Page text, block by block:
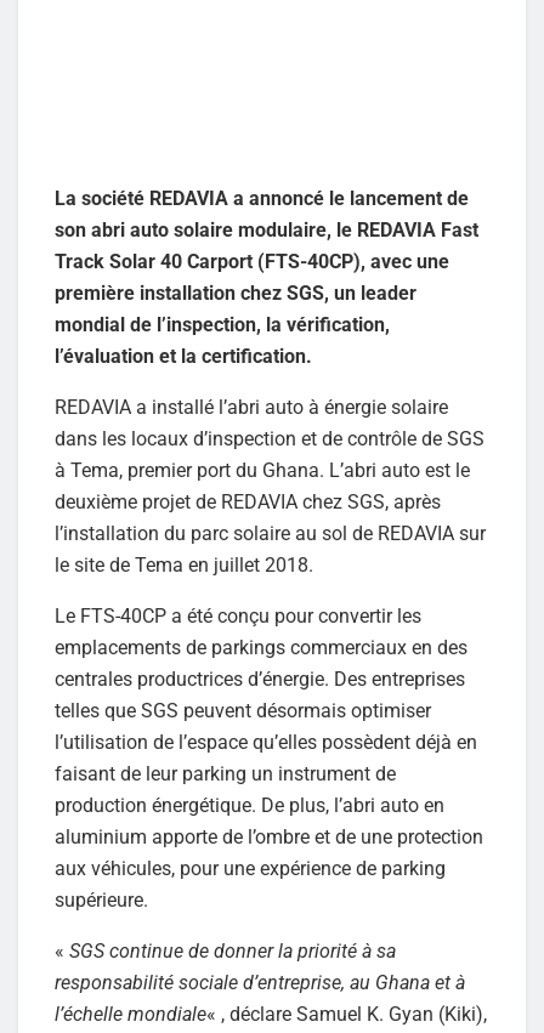
La société REDAVIA a annoncé le lancement de
son abri auto solaire modulaire, le REDAVIA Fast
Track Solar 40 Carport (FTS-40CP), avec une
première installation chez SGS, un leader
mondial de l’inspection, la vérification,
l’évaluation et la certification.
REDAVIA a installé l’abri auto à énergie solaire
dans les locaux d’inspection et de contrôle de SGS
à Tema, premier port du Ghana. L’abri auto est le
deuxième projet de REDAVIA chez SGS, après
l’installation du parc solaire au sol de REDAVIA sur
le site de Tema en juillet 2018.
Le FTS-40CP a été conçu pour convertir les
emplacements de parkings commerciaux en des
centrales productrices d’énergie. Des entreprises
telles que SGS peuvent désormais optimiser
l’utilisation de l’espace qu’elles possèdent déjà en
faisant de leur parking un instrument de
production énergétique. De plus, l’abri auto en
aluminium apporte de l’ombre et de une protection
aux véhicules, pour une expérience de parking
supérieure.
« SGS continue de donner la priorité à sa
responsabilité sociale d’entreprise, au Ghana et à
l’échelle mondiale« , déclare Samuel K. Gyan (Kiki),